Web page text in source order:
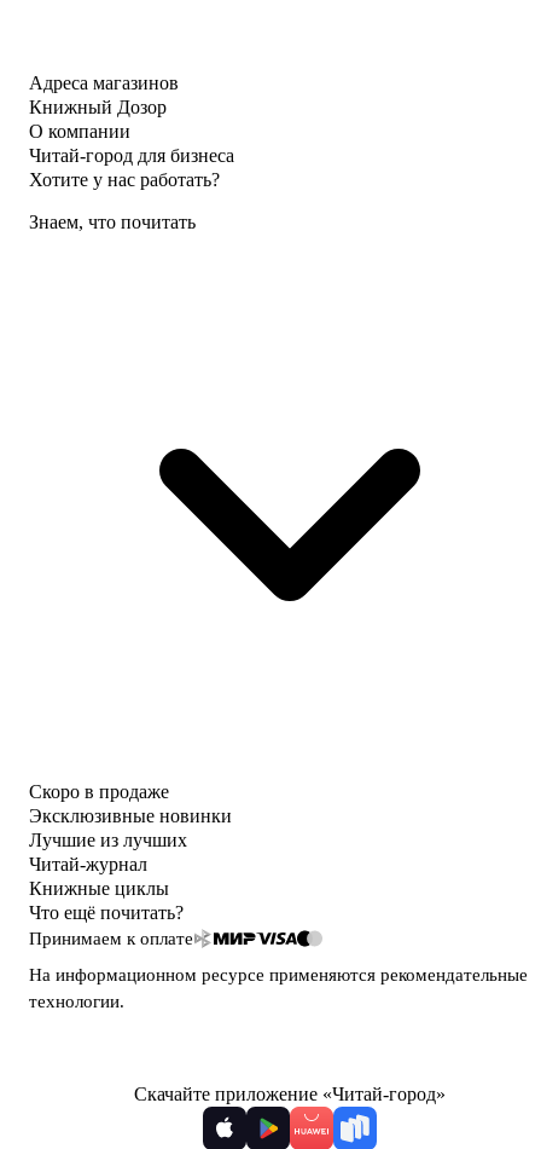
Адреса магазинов
Книжный Дозор
О компании
Читай-город для бизнеса
Хотите у нас работать?
Знаем, что почитать
Скоро в продаже
Эксклюзивные новинки
Лучшие из лучших
Читай-журнал
Книжные циклы
Что ещё почитать?
Принимаем к оплате
На информационном ресурсе применяются рекомендательные
технологии.
Скачайте приложение «Читай-город»